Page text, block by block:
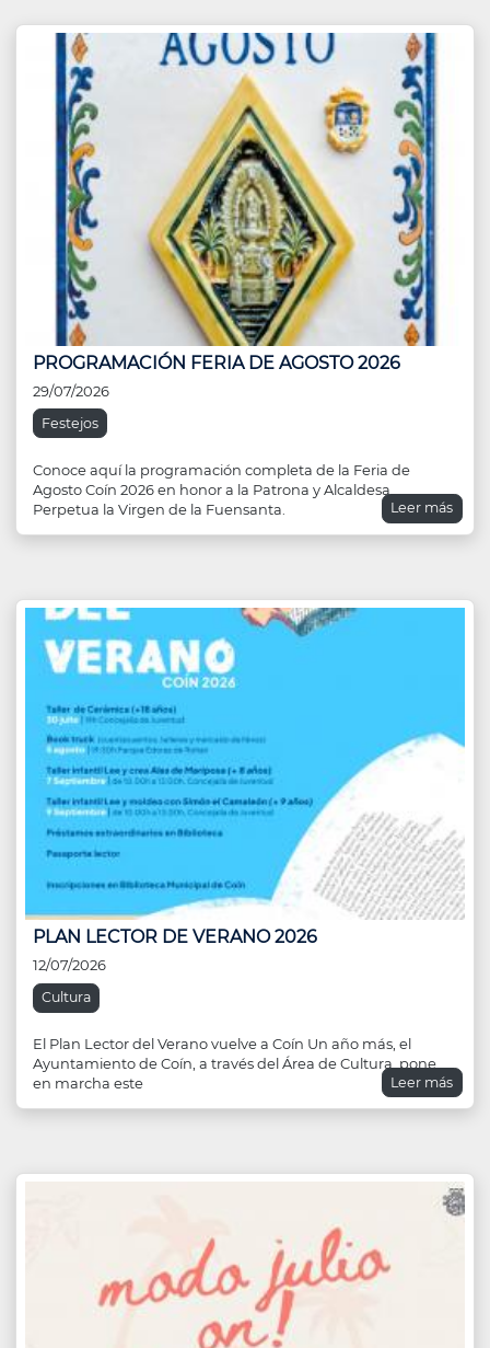
PROGRAMACIÓN FERIA DE AGOSTO 2026
29/07/2026
Festejos
Conoce aquí la programación completa de la Feria de
Agosto Coín 2026 en honor a la Patrona y Alcaldesa
Perpetua la Virgen de la Fuensanta.
Leer más
PLAN LECTOR DE VERANO 2026
12/07/2026
Cultura
El Plan Lector del Verano vuelve a Coín Un año más, el
Ayuntamiento de Coín, a través del Área de Cultura, pone
en marcha este
Leer más